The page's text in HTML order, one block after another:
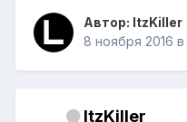
Автор: ItzKiller
8 ноября 2016 в
ItzKiller